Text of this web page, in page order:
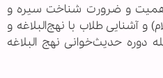
و ضرورت شناخت سیره و
و آشنایی طلاب با نهج‌البلاغه و
دوره حدیث‌خوانی نهج البلاغه